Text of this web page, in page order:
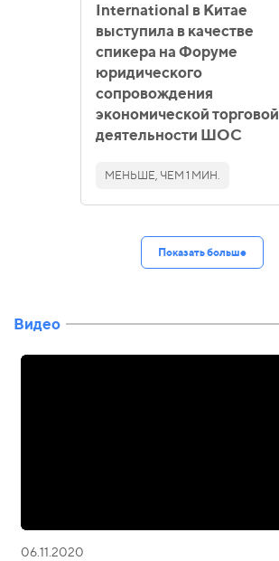
International в Китае
выступила в качестве
спикера на Форуме
юридического
сопровождения
экономической торговой
деятельности ШОС
МЕНЬШЕ, ЧЕМ 1 МИН.
Показать больше
Видео
06.11.2020